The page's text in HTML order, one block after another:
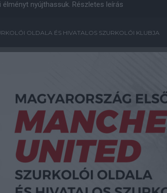
nyújthassuk. Részletes leírás
OLDALA ÉS HIVATALOS SZURKOLÓI KLUBJA